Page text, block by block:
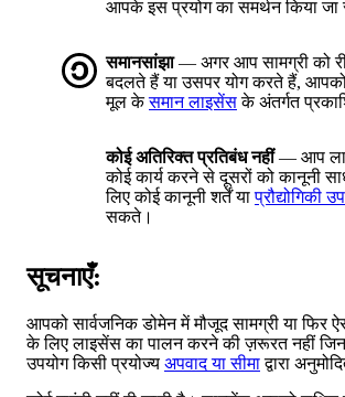
आपके इस प्रयोग का समर्थन किया जा
समानसांझा— अगर आप सामग्री को
बदलते हैं या उसपर योग करते हैं, आपको
मूल केसमान लाइसेंसके अंतर्गत
कोई अतिरिक्त प्रतिबंध नहीं— आप
कोई कार्य करने से दूसरों को कानूनी
लिए कोई कानूनी शर्तें याप्रौद्योगिकी
सकते।
सूचनाएँ:
आपको सार्वजनिक डोमेन में मौजूद सामग्री या फिर
के लिए लाइसेंस का पालन करने की ज़रूरत नहीं
उपयोग किसी प्रयोज्य अपवाद या सीमाद्वारा